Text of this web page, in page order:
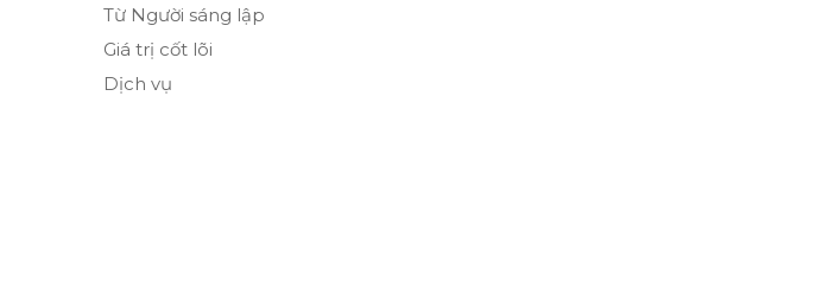
Từ Người sáng lập
Giá trị cốt lõi
Dịch vụ